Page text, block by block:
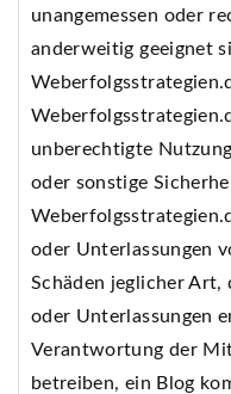
unangemessen oder
anderweitig geeignet
unberechtigte
oder sonstige
oder Unterlassungen
Schäden jeglicher Art,
oder Unterlassungen
Verantwortung der
betreiben, ein Blog